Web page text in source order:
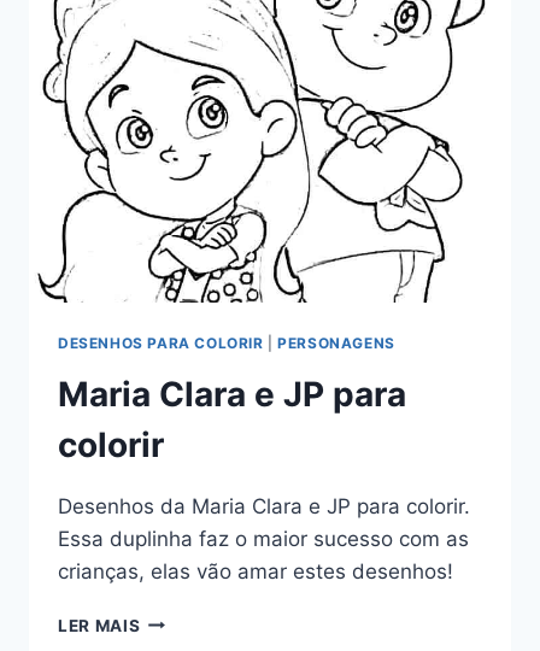
DESENHOS PARA COLORIR |PERSONAGENS
Maria Clara e JP para
colorir
Desenhos da Maria Clara e JP para colorir.
Essa duplinha faz o maior sucesso com as
crianças, elas vão amar estes desenhos!
LER MAIS MARIA